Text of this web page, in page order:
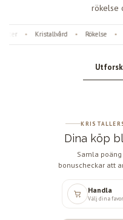
rökelse
• Kristallvård Rökelse •
Dina köp
Samla
bonuscheckar att
Handla
Välj dina